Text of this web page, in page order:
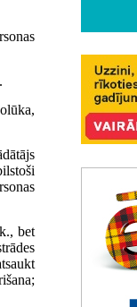
bet